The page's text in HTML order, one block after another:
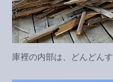
庫裡の内部は、どんどん